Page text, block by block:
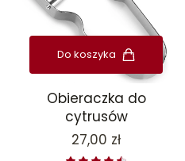
Do koszyka
Obieraczka do
cytrusów
Cena
27,00 zł